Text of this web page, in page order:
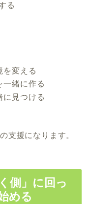
る
変える
緒に作る
見つける
支援になります。
側」に回っ
める